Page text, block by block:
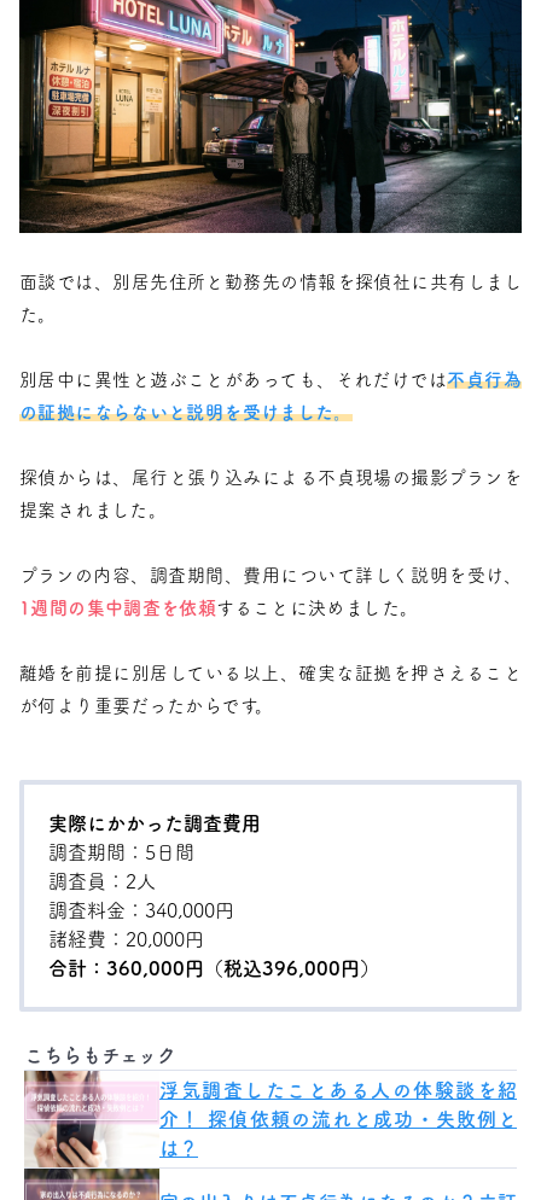
面談では、別居先住所と勤務先の情報を探偵社に共有しまし
た。
別居中に異性と遊ぶことがあっても、それだけでは不貞行為
の証拠にならないと説明を受けました。
探偵からは、尾行と張り込みによる不貞現場の撮影プランを
提案されました。
プランの内容、調査期間、費用について詳しく説明を受け、
1週間の集中調査を依頼することに決めました。
離婚を前提に別居している以上、確実な証拠を押さえること
が何より重要だったからです。
実際にかかった調査費用
調査期間：5日間
調査員：2人
調査料金：340,000円
諸経費：20,000円
合計：360,000円（税込396,000円）
こちらもチェック
浮気調査したことある人の体験談を紹
介！ 探偵依頼の流れと成功・失敗例と
は？